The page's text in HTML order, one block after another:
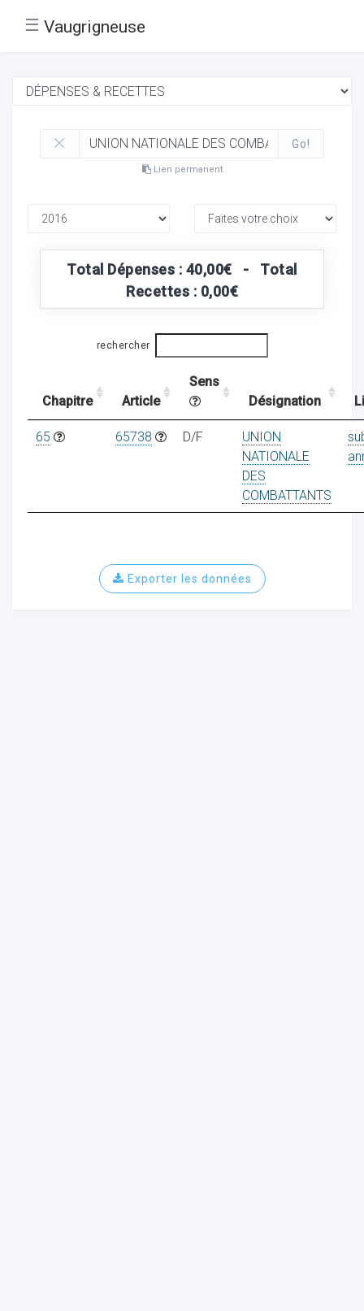
☰ Vaugrigneuse
Go!
Lien permanent
Total Dépenses : 40,00€ - Total
Recettes : 0,00€
rechercher
Chapitre Article
Sens
Désignation
65 65738 D/F
UNION
NATIONALE
DES
COMBATTANTS
Exporter les données